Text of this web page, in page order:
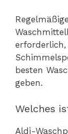
besten
geben.
Welches
Aldi-